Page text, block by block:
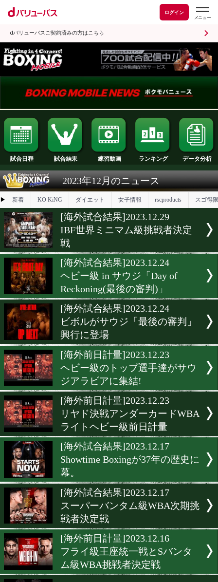
ログイン
dバリューパスご契約済みの方はこちら
試合日程 試合結果 練習動画 ランキング
2023年12月のニュース
▶ 新着 KO KiNG
[海外試合結果]2023.12.29
IBF世界ミニマム級挑戦者
戦
[海外試合結果]2023.12.24
ヘビー級 in サウジ「Day of
Reckoning(最後の審判)」
[海外試合結果]2023.12.24
ビボルがサウジ「最後の審
興行に登場
[海外前日計量]2023.12.23
ヘビー級のトップ選手達が
ジアラビアに集結!
[海外前日計量]2023.12.23
リヤド決戦アンダーカード
ライトヘビー級前日計量
[海外試合結果]2023.12.17
Showtime Boxingが37年の
幕。